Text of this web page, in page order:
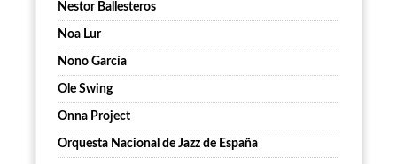
Nestor Ballesteros
Noa Lur
Nono García
Ole Swing
Onna Project
Orquesta Nacional de Jazz de España